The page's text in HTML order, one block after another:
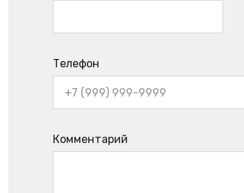
Телефон
Комментарий